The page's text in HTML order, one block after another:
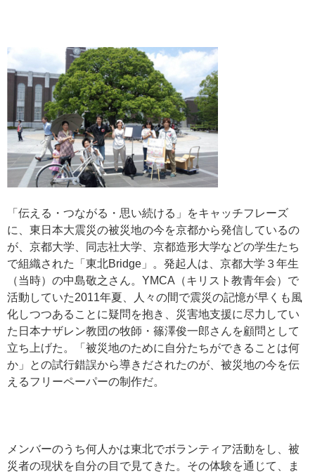
「伝える・つながる・思い続ける」をキャッチフレーズ
に、東日本大震災の被災地の今を京都から発信しているの
が、京都大学、同志社大学、京都造形大学などの学生たち
で組織された「東北Bridge」。発起人は、京都大学３年生
（当時）の中島敬之さん。YMCA（キリスト教青年会）で
活動していた2011年夏、人々の間で震災の記憶が早くも風
化しつつあることに疑問を抱き、災害地支援に尽力してい
た日本ナザレン教団の牧師・篠澤俊一郎さんを顧問として
立ち上げた。「被災地のために自分たちができることは何
か」との試行錯誤から導きだされたのが、被災地の今を伝
えるフリーペーパーの制作だ。
メンバーのうち何人かは東北でボランティア活動をし、被
災者の現状を自分の目で見てきた。その体験を通じて、ま